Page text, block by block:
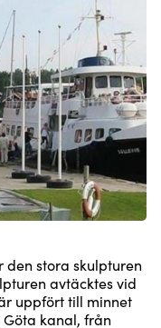
den stora skulpturen
avtäcktes vid
uppfört till minnet
kanal, från